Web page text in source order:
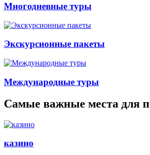
Многодневные туры
Экскурсионные пакеты
Международные туры
Самые важные места для
казино